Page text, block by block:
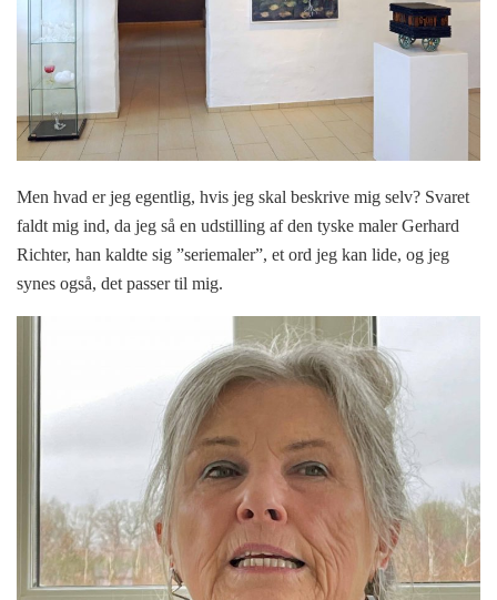
Men hvad er jeg egentlig, hvis jeg skal beskrive mig selv? Svaret
faldt mig ind, da jeg så en udstilling af den tyske maler Gerhard
Richter, han kaldte sig ”seriemaler”, et ord jeg kan lide, og jeg
synes også, det passer til mig.